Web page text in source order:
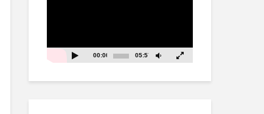
00:00 05:57